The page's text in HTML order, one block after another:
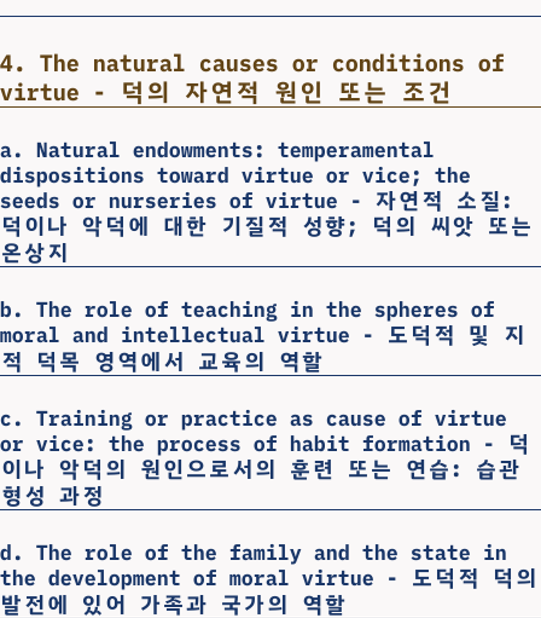
4. The natural causes or conditions of
virtue - 덕의 자연적 원인 또는 조건
a. Natural endowments: temperamental
dispositions toward virtue or vice; the
seeds or nurseries of virtue - 자연적 소질:
덕이나 악덕에 대한 기질적 성향; 덕의 씨앗 또는
온상지
b. The role of teaching in the spheres of
moral and intellectual virtue - 도덕적 및 지
적 덕목 영역에서 교육의 역할
c. Training or practice as cause of virtue
or vice: the process of habit formation - 덕
이나 악덕의 원인으로서의 훈련 또는 연습: 습관
형성 과정
d. The role of the family and the state in
the development of moral virtue - 도덕적 덕의
발전에 있어 가족과 국가의 역할